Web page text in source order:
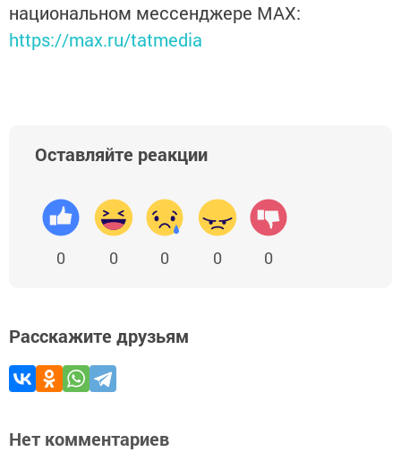
национальном мессенджере MАХ:
https://max.ru/tatmedia
Оставляйте реакции
0 0 0 0 0
Расскажите друзьям
Нет комментариев